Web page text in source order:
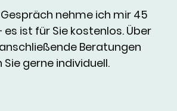
nehme ich mir 45
es ist für Sie kostenlos. Über
Beratungen
gerne individuell.